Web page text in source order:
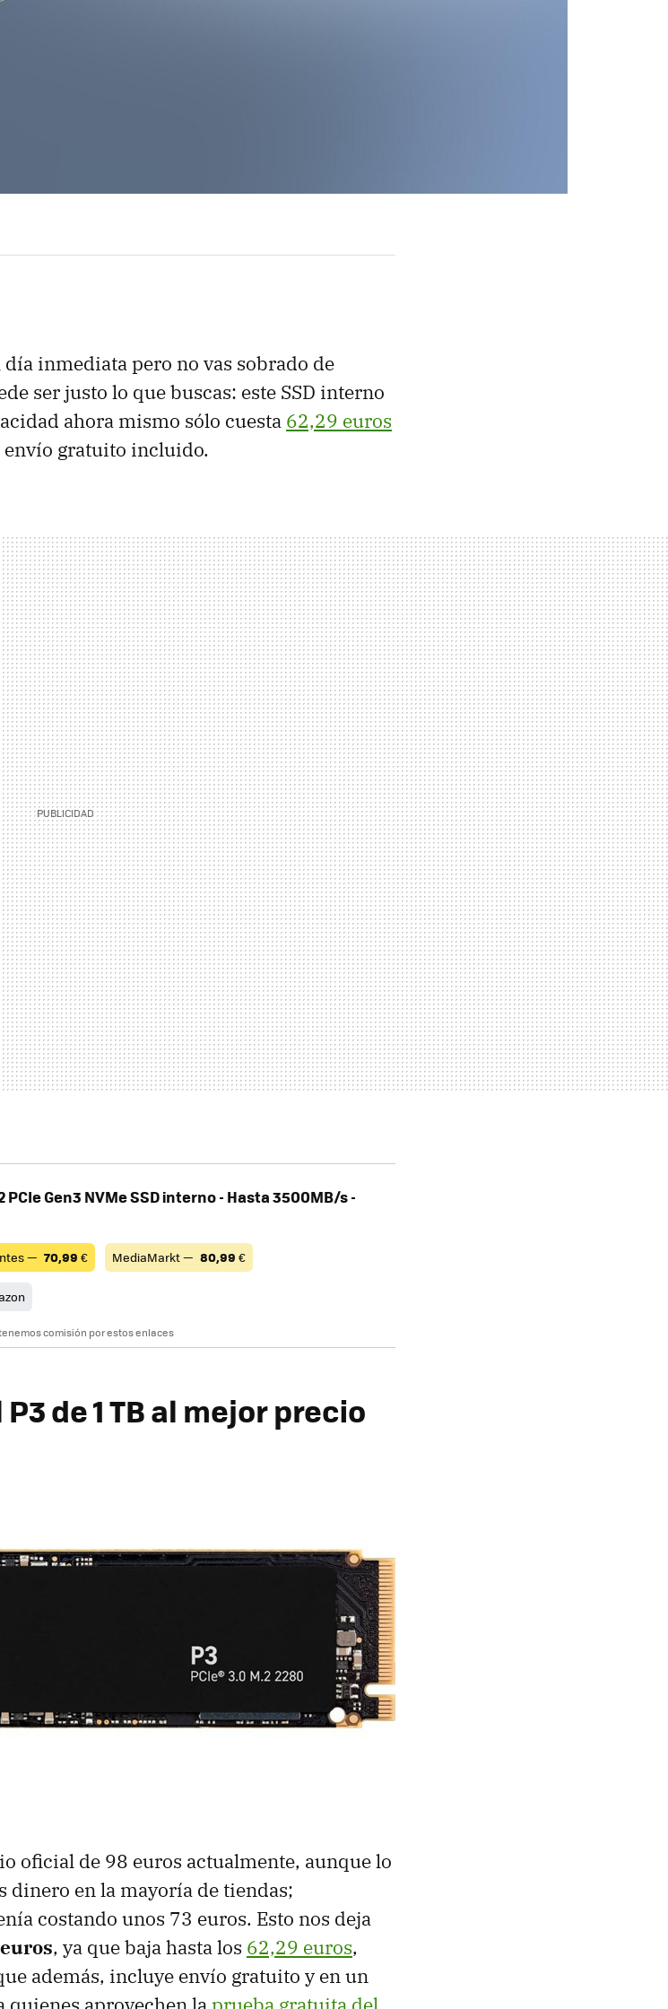
día inmediata pero no vas sobrado de
ser justo lo que buscas: este SSD interno
ahora mismo sólo cuesta 62,29 euros
envío gratuito incluido.
PCIe Gen3 NVMe SSD interno - Hasta 3500MB/s -
— 70,99 € MediaMarkt — 80,99 €
comisión por estos enlaces
de 1 TB al mejor precio
oficial de 98 euros actualmente, aunque lo
dinero en la mayoría de tiendas;
costando unos 73 euros. Esto nos deja
, ya que baja hasta los 62,29 euros,
además, incluye envío gratuito y en un